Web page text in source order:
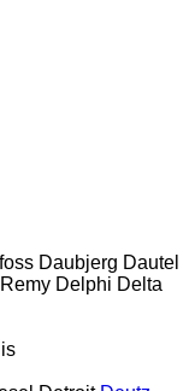
Daubjerg Dautel
Delphi Delta